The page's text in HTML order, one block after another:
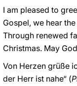
I am pleased to
Gospel, we hear
Through renewed
Christmas. May
Von Herzen grüße
der Herr ist nahe“ (